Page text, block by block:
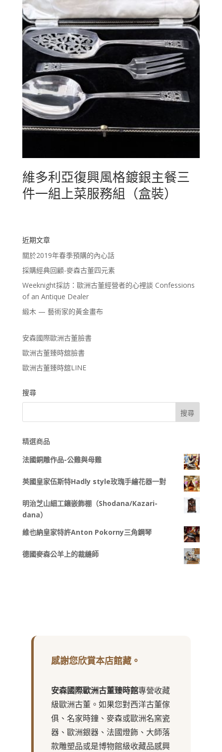
維多利亞復興風格鍍銀主餐三
件一組上菜服務組（盒裝）
近期文章
關於2019年春季預購的內心話
採購經典回顧-麥森古董四元素
Weeknight採訪：歐洲古董經營者的心裡談 Confessions
of an Antique Dealer
緞木 — 藝術家的黃金畫布
安森國際歐洲古董臉書
歐洲古董臻時舘臉書
歐洲古董臻時舘LINE
搜尋
精選商品
法國銅雕作品-公雞與母雞
英國皇家伍斯特Hadly style玫瑰手繪花器一對
明治芝山細工鑲嵌飾棚（Shodana/Kazari-
dana）
維也納皇家特許Anton Pokorny三角鋼琴
德國麥森公羊上的裁縫師
感謝您欣賞本店館藏。
安森國際歐洲古董臻時館專營收藏
級歐洲古董。如果您對西洋古董傢
俱、名家時鐘、麥森或歐洲名窯瓷
器、歐洲銀器、法國燈飾、大師落
款雕塑品或是博物館級收藏品感興